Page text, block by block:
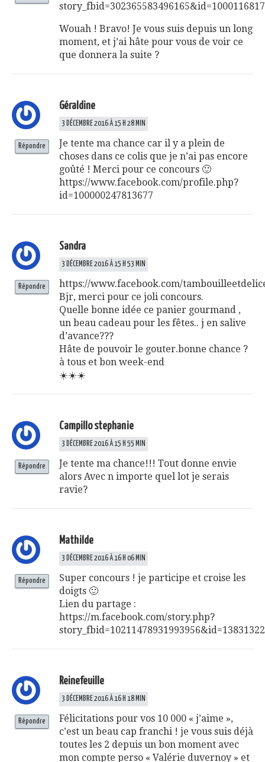
Wouah ! Bravo! Je vous suis depuis un long
moment, et j’ai hâte pour vous de voir ce
que donnera la suite ?
Géraldine
3 DÉCEMBRE 2016 À 15 H 28 MIN
Je tente ma chance car il y a plein de
choses dans ce colis que je n’ai pas encore
goûté ! Merci pour ce concours 🙂
https://www.facebook.com/profile.php?
id=100000247813677
Répondre
Sandra
3 DÉCEMBRE 2016 À 15 H 53 MIN
https://www.facebook.com/
Bjr, merci pour ce joli concours.
Quelle bonne idée ce panier gourmand ,
un beau cadeau pour les fêtes.. j en salive
d’avance???
Hâte de pouvoir le gouter.bonne chance ?
à tous et bon week-end
☀️☀️☀️
Répondre
Campillo stephanie
3 DÉCEMBRE 2016 À 15 H 55 MIN
Je tente ma chance!!! Tout donne envie
alors Avec n importe quel lot je serais
ravie?
Répondre
Mathilde
3 DÉCEMBRE 2016 À 16 H 06 MIN
Super concours ! je participe et croise les
doigts 🙂
Lien du partage :
https://m.facebook.com/story.php?
Répondre
Reinefeuille
3 DÉCEMBRE 2016 À 16 H 18 MIN
Félicitations pour vos 10 000 « j’aime »,
c’est un beau cap franchi ! je vous suis déjà
toutes les 2 depuis un bon moment avec
mon compte perso « Valérie duvernoy » et
Répondre